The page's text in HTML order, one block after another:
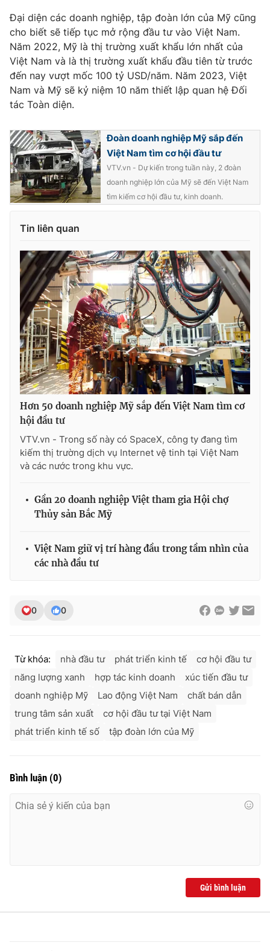
Đại diện các doanh nghiệp, tập đoàn lớn của Mỹ cũng
cho biết sẽ tiếp tục mở rộng đầu tư vào Việt Nam.
Năm 2022, Mỹ là thị trường xuất khẩu lớn nhất của
Việt Nam và là thị trường xuất khẩu đầu tiên từ trước
đến nay vượt mốc 100 tỷ USD/năm. Năm 2023, Việt
Nam và Mỹ sẽ kỷ niệm 10 năm thiết lập quan hệ Đối
tác Toàn diện.
Đoàn doanh nghiệp Mỹ sắp đến
Việt Nam tìm cơ hội đầu tư
VTV.vn - Dự kiến trong tuần này, 2 đoàn
doanh nghiệp lớn của Mỹ sẽ đến Việt Nam
tìm kiếm cơ hội đầu tư, kinh doanh.
Tin liên quan
Hơn 50 doanh nghiệp Mỹ sắp đến Việt Nam tìm cơ
hội đầu tư
VTV.vn - Trong số này có SpaceX, công ty đang tìm
kiếm thị trường dịch vụ Internet vệ tinh tại Việt Nam
và các nước trong khu vực.
Gần 20 doanh nghiệp Việt tham gia Hội chợ
Thủy sản Bắc Mỹ
Việt Nam giữ vị trí hàng đầu trong tầm nhìn của
các nhà đầu tư
0 0
Từ khóa: nhà đầu tư phát triển kinh tế
cơ hội đầu tư
năng lượng xanh
hợp tác kinh doanh
xúc tiến đầu tư
doanh nghiệp Mỹ
Lao động Việt Nam
chất bán dẫn
trung tâm sản xuất
cơ hội đầu tư tại Việt Nam
phát triển kinh tế số
tập đoàn lớn của Mỹ
Bình luận (0)
Gửi bình luận